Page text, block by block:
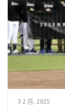
3 2 月, 2025